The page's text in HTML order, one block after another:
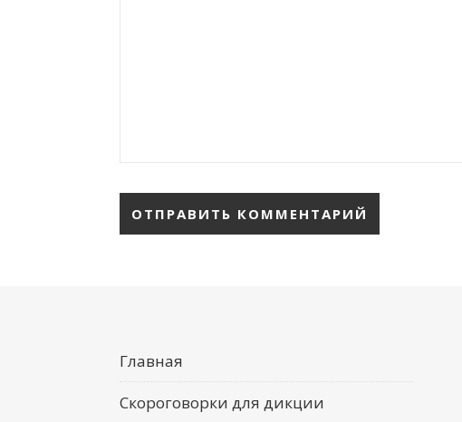
Главная
Скороговорки для дикции